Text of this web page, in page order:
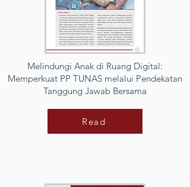
Melindungi Anak di Ruang Digital:
Memperkuat PP TUNAS melalui Pendekatan
Tanggung Jawab Bersama
Read